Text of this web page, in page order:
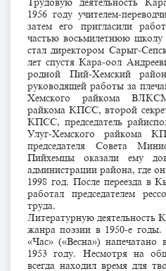
Трудовую деятельность
1956 году учителем-
затем его пригласили
частью восьмилетнюю
стал директором Сарыг-
лет спустя Кара-оол
родной Пий-Хемский
руководящей работы за
Хемского райкома
райкома КПСС, второй
КПСС, председатель
Улуг-Хемского райкома
председателя Совета
Пийхемцы оказали ему
администрации района, где
1998 год. После переезда в
работал председателем
труда.
Литературную деятельность
жанра поэзии в 1950-е годы.
«Час» («Весна») напечатано
1953 году. Несмотря на
всегда находил время для